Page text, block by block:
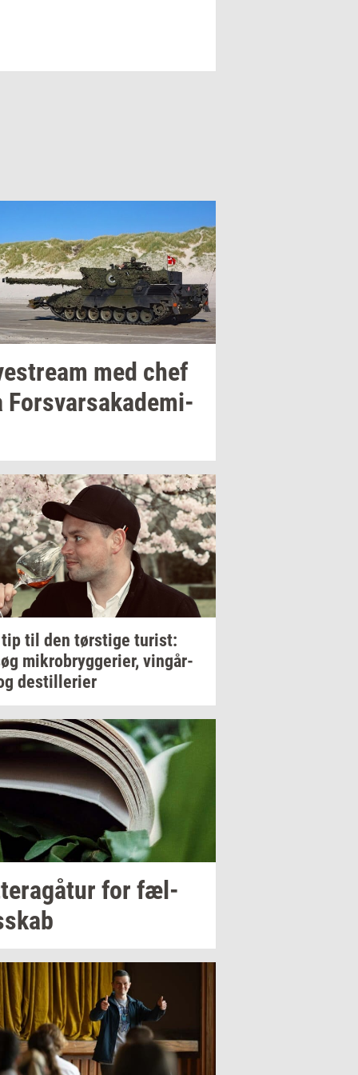
med chef
For­svar­sa­ka­de­mi­
til den tørsti­ge turist:
mi­kro­bryg­ge­ri­er, vin­går­
destil­le­ri­er
for fæl­